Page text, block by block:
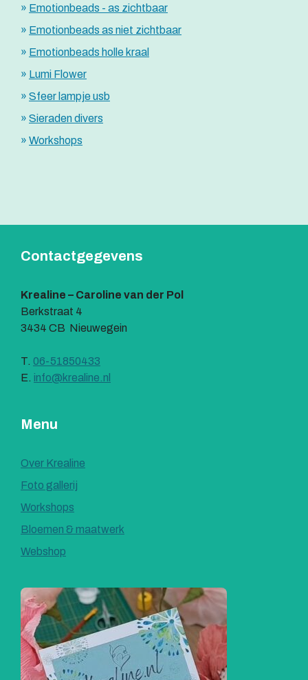
Emotionbeads - as zichtbaar
Emotionbeads as niet zichtbaar
Emotionbeads holle kraal
Lumi Flower
Sfeer lampje usb
Sieraden divers
Workshops
Contactgegevens
Krealine – Caroline van der Pol
Berkstraat 4
3434 CB Nieuwegein
T. 06-51850433
E. info@krealine.nl
Menu
Over Krealine
Foto gallerij
Workshops
Bloemen & maatwerk
Webshop